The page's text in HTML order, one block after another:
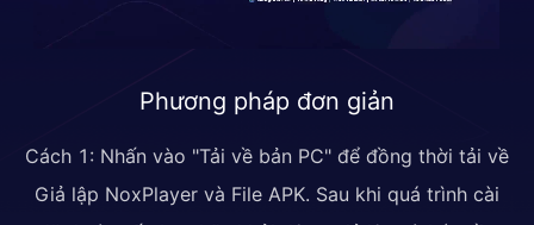
Phương pháp đơn giản
Cách 1: Nhấn vào "Tải về bản PC" để đồng thời tải về
Giả lập NoxPlayer và File APK. Sau khi quá trình cài